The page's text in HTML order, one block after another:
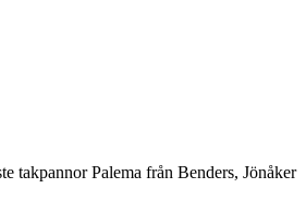
takpannor Palema från Benders, Jönåker